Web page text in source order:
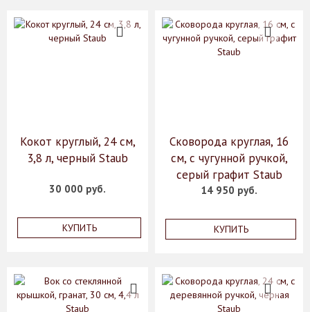
Кокот круглый, 24 см,
3,8 л, черный Staub
30 000 руб.
КУПИТЬ
Сковорода круглая, 16
см, с чугунной ручкой,
серый графит Staub
14 950 руб.
КУПИТЬ